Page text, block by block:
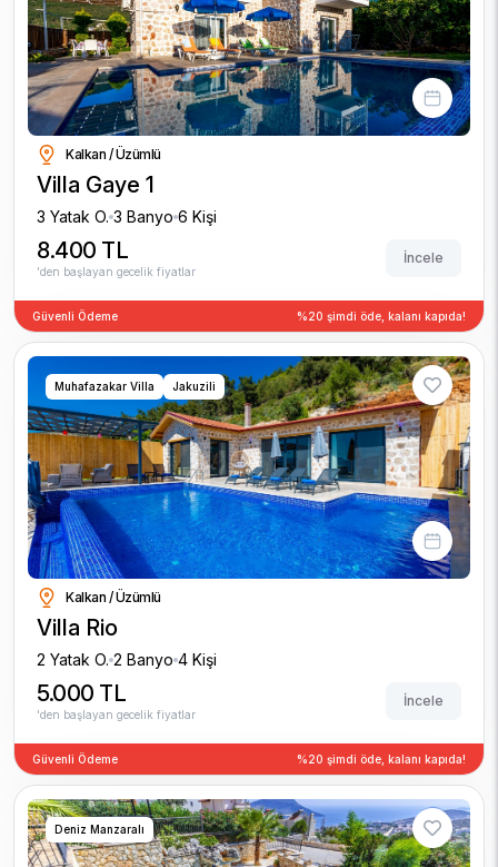
Kalkan / Üzümlü
Villa Gaye 1
3 Yatak O. 3 Banyo 6 Kişi
8.400 TL
'den başlayan gecelik fiyatlar
İncele
Güvenli Ödeme %20 şimdi öde, kalanı kapıda!
Muhafazakar Villa Jakuzili
Kalkan / Üzümlü
Villa Rio
2 Yatak O. 2 Banyo 4 Kişi
5.000 TL
'den başlayan gecelik fiyatlar
İncele
Güvenli Ödeme %20 şimdi öde, kalanı kapıda!
Deniz Manzaralı